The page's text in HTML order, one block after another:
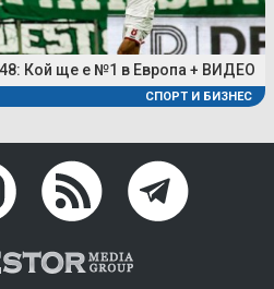
Кой ще е №1 в Европа + ВИДЕО
СПОРТ И БИЗНЕС